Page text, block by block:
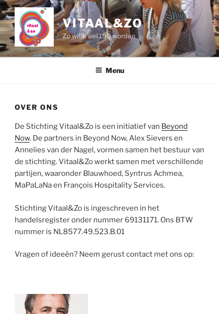
Naar
de
inhoud
springen
VITAAL&ZO
Zo wil ik wel 150 worden
Menu
OVER ONS
De Stichting Vitaal&Zo is een initiatief van Beyond
Now. De partners in Beyond Now, Alex Sievers en
Annelies van der Nagel, vormen samen het bestuur van
de stichting. Vitaal&Zo werkt samen met verschillende
partijen, waaronder Blauwhoed, Syntrus Achmea,
MaPaLaNa en François Hospitality Services.
Stichting Vitaal&Zo is ingeschreven in het
handelsregister onder nummer 69131171. Ons BTW
nummer is NL8577.49.523.B.01
Vragen of ideeën? Neem gerust contact met ons op: